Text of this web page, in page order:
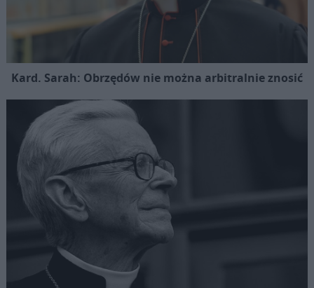
Kard. Sarah: Obrzędów nie można arbitralnie znosić